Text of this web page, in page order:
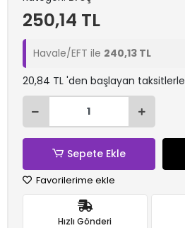
250,14 TL
Havale/EFT ile 240,13 TL
20,84 TL 'den başlayan taksitlerle
Sepete Ekle
Favorilerime ekle
Hızlı Gönderi